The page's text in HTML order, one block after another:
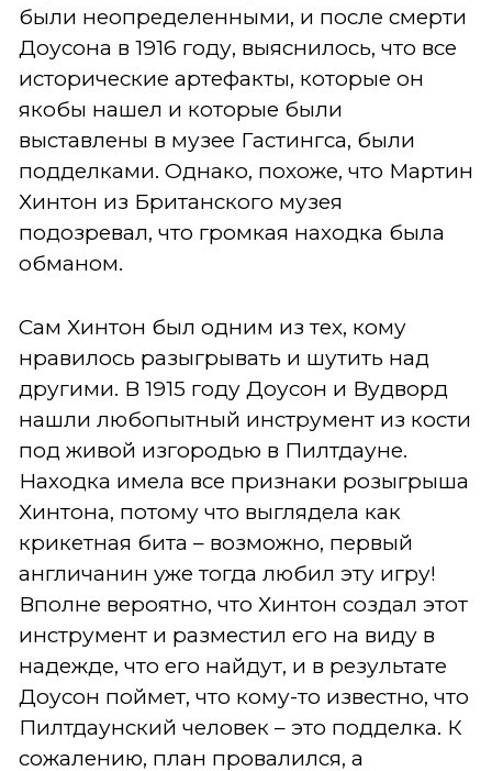
были неопределенными, и после смерти
Доусона в 1916 году, выяснилось, что все
исторические артефакты, которые он
якобы нашел и которые были
выставлены в музее Гастингса, были
подделками. Однако, похоже, что Мартин
Хинтон из Британского музея
подозревал, что громкая находка была
обманом.
Сам Хинтон был одним из тех, кому
нравилось разыгрывать и шутить над
другими. В 1915 году Доусон и Вудворд
нашли любопытный инструмент из кости
под живой изгородью в Пилтдауне.
Находка имела все признаки розыгрыша
Хинтона, потому что выглядела как
крикетная бита – возможно, первый
англичанин уже тогда любил эту игру!
Вполне вероятно, что Хинтон создал этот
инструмент и разместил его на виду в
надежде, что его найдут, и в результате
Доусон поймет, что кому-то известно, что
Пилтдаунский человек – это подделка. К
сожалению, план провалился, а